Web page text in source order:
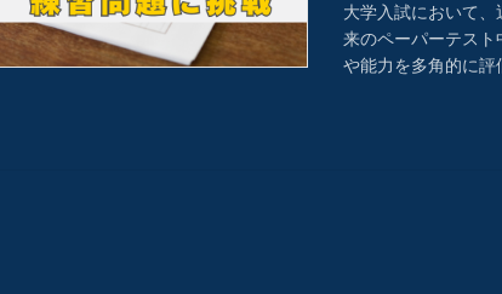
大学入試において
来のペーパーテスト
や能力を多角的に評